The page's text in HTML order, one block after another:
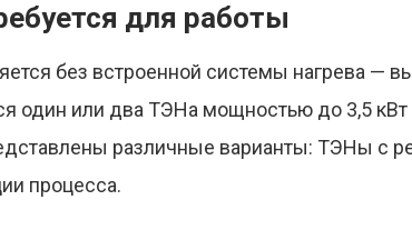
для работы
без встроенной системы нагрева —
один или два ТЭНа мощностью до 3,5
различные варианты: ТЭНы с
процесса.